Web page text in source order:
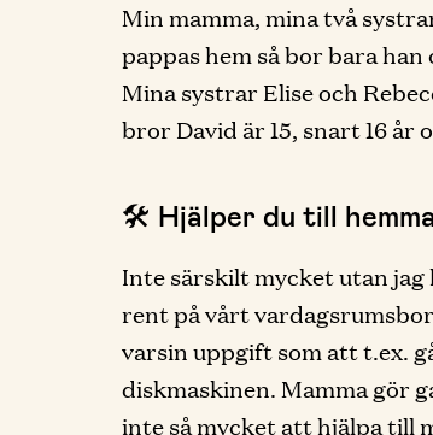
Min mamma, mina två
pappas hem så bor bara
Mina systrar Elise och
bror David är 15, snart 16 år
🛠 Hjälper du till
Inte särskilt mycket utan
rent på vårt
varsin uppgift som att t.ex.
diskmaskinen. Mamma gör
inte så mycket att hjälpa till